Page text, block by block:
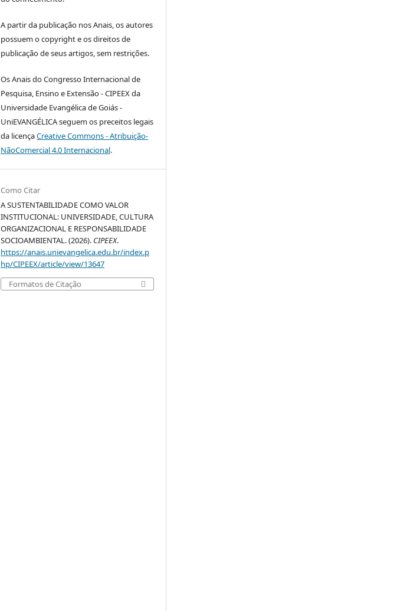
A partir da publicação nos Anais, os autores
possuem o copyright e os direitos de
publicação de seus artigos, sem restrições.
Os Anais do Congresso Internacional de
Pesquisa, Ensino e Extensão - CIPEEX da
Universidade Evangélica de Goiás -
UniEVANGÉLICA seguem os preceitos legais
da licençaCreative Commons - Atribuição-
NãoComercial 4.0 Internacional.
Como Citar
A SUSTENTABILIDADE COMO VALOR
INSTITUCIONAL: UNIVERSIDADE, CULTURA
ORGANIZACIONAL E RESPONSABILIDADE
SOCIOAMBIENTAL. (2026). CIPEEX.
https://anais.unievangelica.edu.br/index.p
hp/CIPEEX/article/view/13647
Formatos de Citação